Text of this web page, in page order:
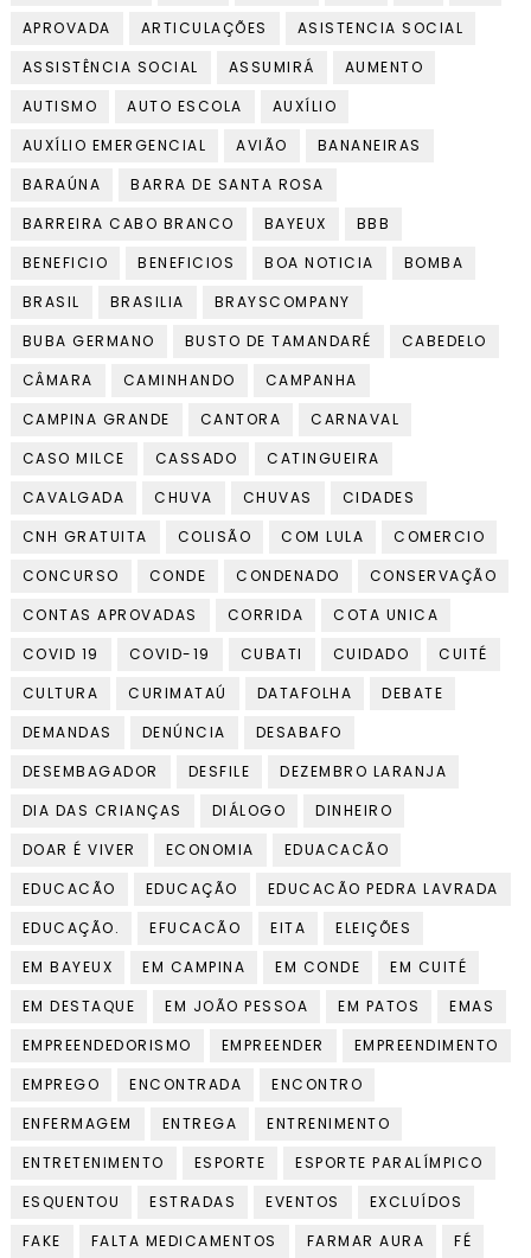
APROVADA
ARTICULAÇÕES
ASISTENCIA SOCIAL
ASSISTÊNCIA SOCIAL
ASSUMIRÁ
AUMENTO
AUTISMO
AUTO ESCOLA
AUXÍLIO
AUXÍLIO EMERGENCIAL
AVIÃO
BANANEIRAS
BARAÚNA
BARRA DE SANTA ROSA
BARREIRA CABO BRANCO
BAYEUX
BBB
BENEFICIO
BENEFICIOS BOA NOTICIA
BOMBA
BRASIL
BRASILIA
BRAYSCOMPANY
BUBA GERMANO
BUSTO DE TAMANDARÉ
CABEDELO
CÂMARA
CAMINHANDO
CAMPANHA
CAMPINA GRANDE
CANTORA
CARNAVAL
CASO MILCE
CASSADO
CATINGUEIRA
CAVALGADA
CHUVA CHUVAS
CIDADES
CNH GRATUITA
COLISÃO COM LULA
COMERCIO
CONCURSO
CONDE CONDENADO
CONSERVAÇÃO
CONTAS APROVADAS
CORRIDA
COTA UNICA
COVID 19
COVID-19 CUBATI CUIDADO
CUITÉ
CULTURA
CURIMATAÚ DATAFOLHA
DEBATE
DEMANDAS
DENÚNCIA
DESABAFO
DESEMBAGADOR
DESFILE
DEZEMBRO LARANJA
DIA DAS CRIANÇAS
DIÁLOGO
DINHEIRO
DOAR É VIVER
ECONOMIA
EDUACACÃO
EDUCACÃO
EDUCAÇÃO
EDUCACÃO PEDRA LAVRADA
EDUCAÇÃO.
EFUCACÃO EITA
ELEIÇÕES
EM BAYEUX
EM CAMPINA EM CONDE
EM CUITÉ
EM DESTAQUE
EM JOÃO PESSOA EM PATOS
EMAS
EMPREENDEDORISMO
EMPREENDER
EMPREENDIMENTO
EMPREGO
ENCONTRADA
ENCONTRO
ENFERMAGEM
ENTREGA
ENTRENIMENTO
ENTRETENIMENTO
ESPORTE
ESPORTE PARALÍMPICO
ESQUENTOU
ESTRADAS EVENTOS
EXCLUÍDOS
FAKE
FALTA MEDICAMENTOS FARMAR AURA
FÉ